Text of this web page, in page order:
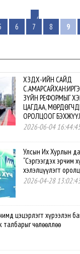
‹
6 7 8 9
ХЗДХ-ИЙН САЙД
ЗҮЙН РЕФОРМЫГ
ЦАГДАА,
ОРОЛЦООГ
2026-06-04
Улсын Их Хурлын
“Сэргээгдэх эрчим
хэлэлцүүлэгт
2026-04-28
цэцэрлэгт хүрээлэн
талбарыг чөлөөллөө